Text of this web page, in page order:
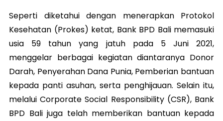
Seperti diketahui dengan menerapkan Protokol
Kesehatan (Prokes) ketat, Bank BPD Bali memasuki
usia 59 tahun yang jatuh pada 5 Juni 2021,
menggelar berbagai kegiatan diantaranya Donor
Darah, Penyerahan Dana Punia, Pemberian bantuan
kepada panti asuhan, serta penghijauan. Selain itu,
melalui Corporate Social Responsibility (CSR), Bank
BPD Bali juga telah memberikan bantuan kepada